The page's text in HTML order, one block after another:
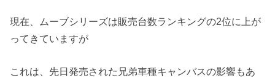
現在、ムーブシリーズは販売台数ランキングの2位に上が
ってきていますが
これは、先日発売された兄弟車種キャンバスの影響もあ